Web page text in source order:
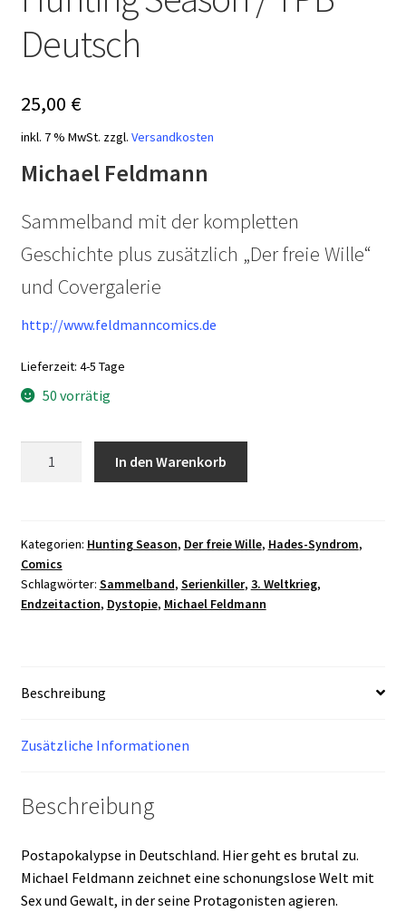
Deutsch
25,00 €
inkl. 7 % MwSt. zzgl. Versandkosten
Michael Feldmann
Sammelband mit der kompletten
Geschichte plus zusätzlich „Der freie Wille“
und Covergalerie
http://www.feldmanncomics.de
Lieferzeit: 4-5 Tage
50 vorrätig
Season
/
TPB
Deutsch
In den Warenkorb
Kategorien: Hunting Season, Der freie Wille, Hades-Syndrom,
Comics
Schlagwörter: Sammelband, Serienkiller, 3. Weltkrieg,
Endzeitaction, Dystopie, Michael Feldmann
Beschreibung
Zusätzliche Informationen
Beschreibung
Postapokalypse in Deutschland. Hier geht es brutal zu.
Michael Feldmann zeichnet eine schonungslose Welt mit
Sex und Gewalt, in der seine Protagonisten agieren.